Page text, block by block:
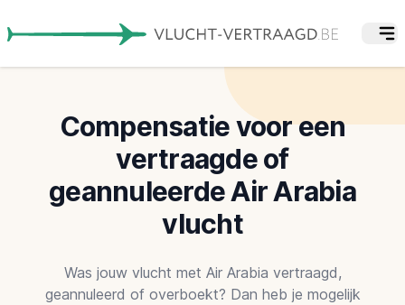
Compensatie voor een
vertraagde of
geannuleerde Air Arabia
vlucht
Was jouw vlucht met Air Arabia vertraagd,
geannuleerd of overboekt? Dan heb je mogelijk